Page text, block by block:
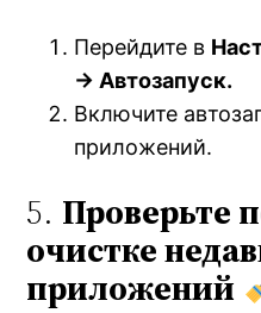
Перейдите в
→ Автозапуск.
Включите
приложений.
5. Проверьте
очистке
приложений